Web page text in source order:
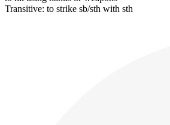
Transitive: to strike sb/sth with sth